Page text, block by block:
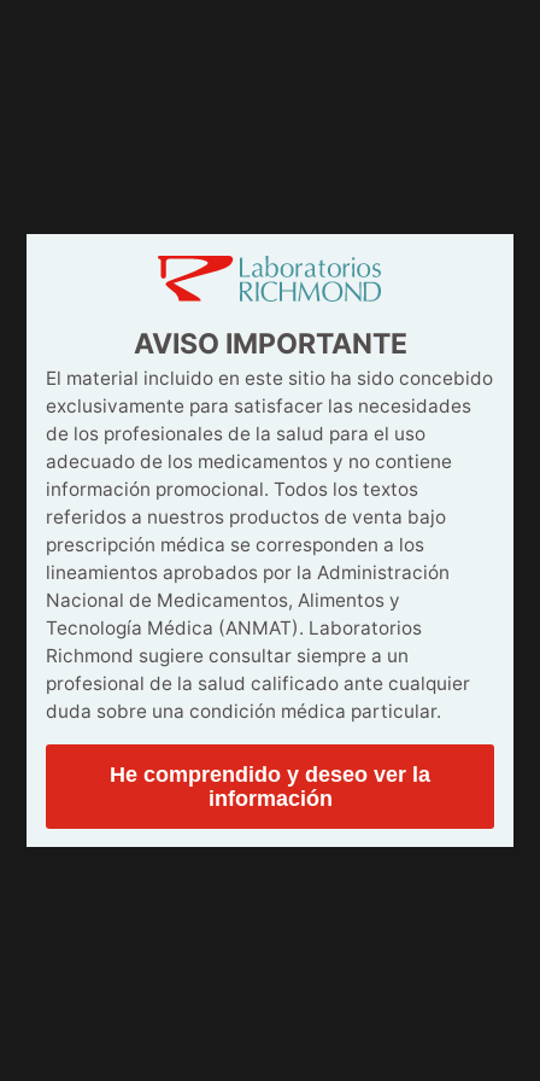
AVISO IMPORTANTE
El material incluido en este sitio ha sido concebido
exclusivamente para satisfacer las necesidades
de los profesionales de la salud para el uso
adecuado de los medicamentos y no contiene
información promocional. Todos los textos
referidos a nuestros productos de venta bajo
prescripción médica se corresponden a los
lineamientos aprobados por la Administración
Nacional de Medicamentos, Alimentos y
Tecnología Médica (ANMAT). Laboratorios
Richmond sugiere consultar siempre a un
profesional de la salud calificado ante cualquier
duda sobre una condición médica particular.
He comprendido y deseo ver la
información